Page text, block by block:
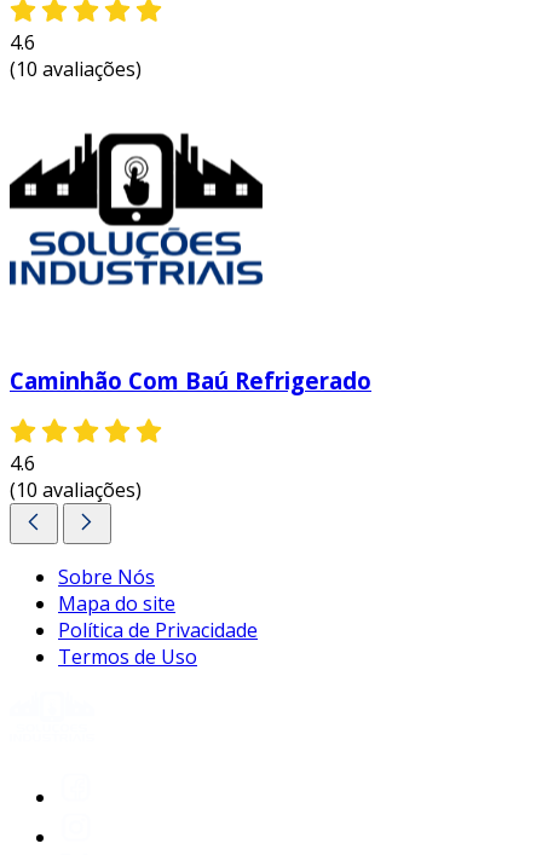
4.6
(10 avaliações)
Caminhão Com Baú Refrigerado
4.6
(10 avaliações)
Sobre Nós
Mapa do site
Política de Privacidade
Termos de Uso